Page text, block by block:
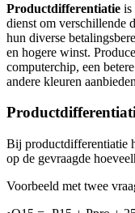
Productdifferentiatie is
dienst om verschillende
hun diverse
en hogere winst.
computerchip, een
andere kleuren
Bij productdifferentiatie
op de gevraagde
Voorbeeld met twee